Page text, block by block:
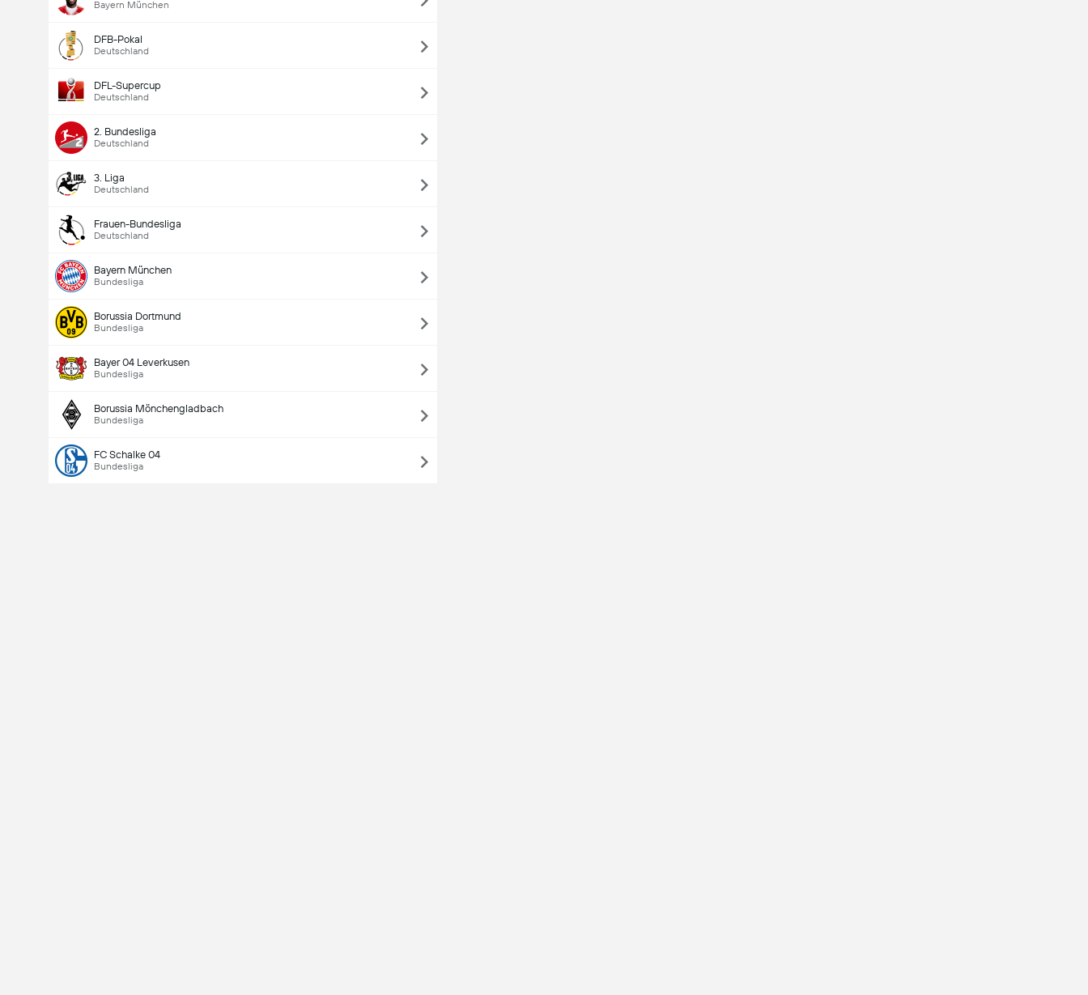
Bayern München
DFB-Pokal
Deutschland
DFL-Supercup
Deutschland
2. Bundesliga
Deutschland
3. Liga
Deutschland
Frauen-Bundesliga
Deutschland
Bayern München
Bundesliga
Borussia Dortmund
Bundesliga
Bayer 04 Leverkusen
Bundesliga
Borussia Mönchengladbach
Bundesliga
FC Schalke 04
Bundesliga